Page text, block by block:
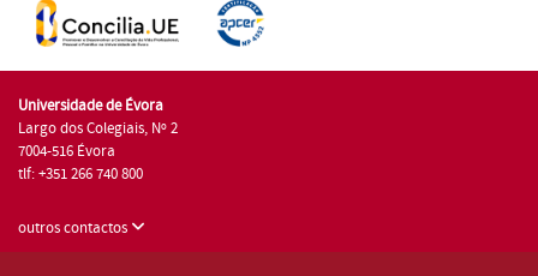
Universidade de Évora
Largo dos Colegiais, Nº 2
7004-516 Évora
tlf: +351 266 740 800
outros contactos